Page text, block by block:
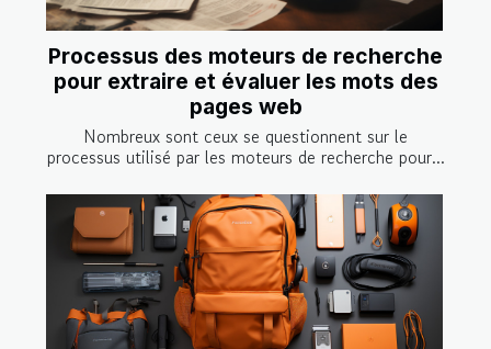
Processus des moteurs de recherche
pour extraire et évaluer les mots des
pages web
Nombreux sont ceux se questionnent sur le
processus utilisé par les moteurs de recherche pour...